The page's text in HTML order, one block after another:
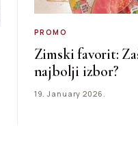
PROMO
Zimski favorit:
najbolji izbor?
19. January 2026.